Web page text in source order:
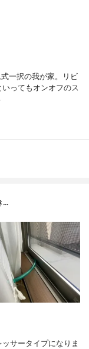
一択の我が家。リビ
ってもオンオフのス
…
サータイプになりま